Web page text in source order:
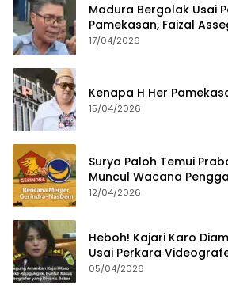
Madura Bergolak Usai
Pamekasan, Faizal
Bongkar Permainan KPK
17/04/2026
Kenapa H Her
15/04/2026
Surya Paloh Temui
Muncul Wacana
dan Gerindra
12/04/2026
Heboh! Kajari Karo
Usai Perkara
05/04/2026